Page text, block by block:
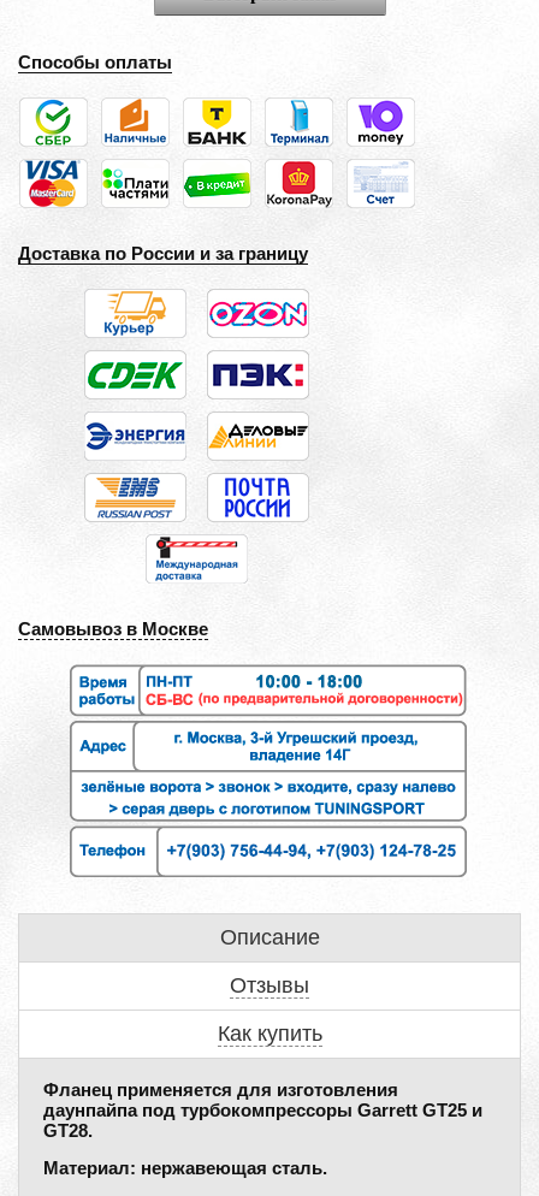
Способы оплаты
Доставка по России и за границу
Самовывоз в Москве
Описание
Отзывы
Как купить
Фланец применяется для изготовления
даунпайпа под турбокомпрессоры Garrett GT25 и
GT28.
Материал: нержавеющая сталь.